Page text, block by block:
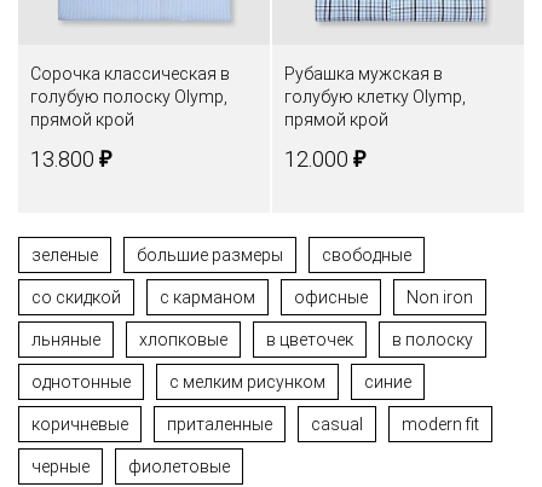
Сорочка классическая в
голубую полоску Olymp,
прямой крой
13.800 ₽
Рубашка мужская в
голубую клетку Olymp,
прямой крой
12.000 ₽
зеленые большие размеры свободные
со скидкой с карманом офисные Non iron
льняные хлопковые в цветочек в полоску
однотонные с мелким рисунком синие
коричневые приталенные casual modern fit
черные фиолетовые